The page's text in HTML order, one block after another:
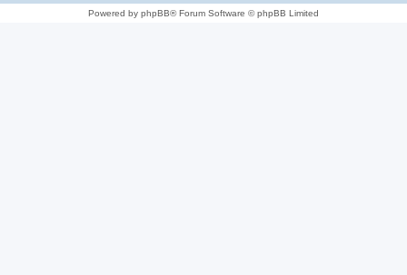
Powered by phpBB® Forum Software © phpBB Limited